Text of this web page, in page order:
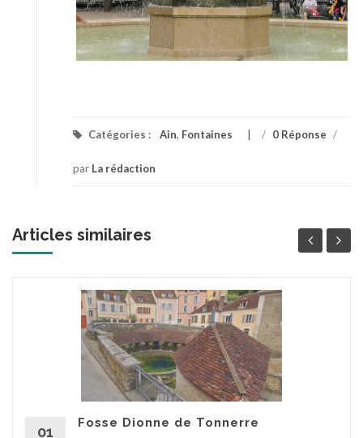
Catégories : Ain, Fontaines / 0 Réponse /
par La rédaction
Articles similaires
01
Fosse Dionne de Tonnerre